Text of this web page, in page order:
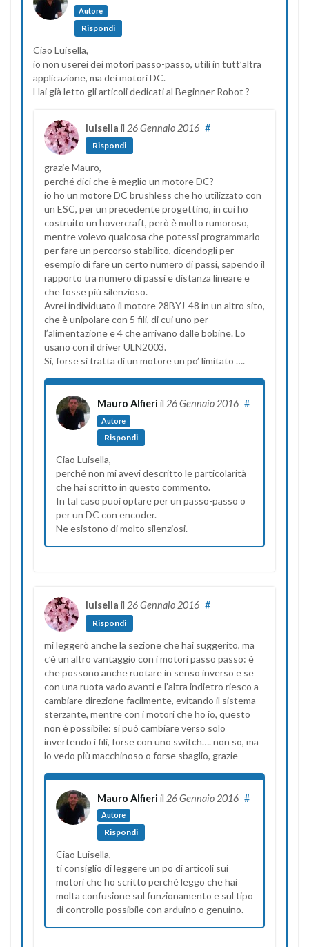
Autore
Rispondi
Ciao Luisella,
io non userei dei motori passo-passo, utili in tutt’altra
applicazione, ma dei motori DC.
Hai già letto gli articoli dedicati al Beginner Robot ?
luisella il 26 Gennaio 2016 #
Rispondi
grazie Mauro,
perché dici che è meglio un motore DC?
io ho un motore DC brushless che ho utilizzato con
un ESC, per un precedente progettino, in cui ho
costruito un hovercraft, però è molto rumoroso,
mentre volevo qualcosa che potessi programmarlo
per fare un percorso stabilito, dicendogli per
esempio di fare un certo numero di passi, sapendo il
rapporto tra numero di passi e distanza lineare e
che fosse più silenzioso.
Avrei individuato il motore 28BYJ-48 in un altro sito,
che è unipolare con 5 fili, di cui uno per
l’alimentazione e 4 che arrivano dalle bobine. Lo
usano con il driver ULN2003.
Si, forse si tratta di un motore un po’ limitato ….
Mauro Alfieri il 26 Gennaio 2016
Autore
#
Rispondi
Ciao Luisella,
perché non mi avevi descritto le particolarità
che hai scritto in questo commento.
In tal caso puoi optare per un passo-passo o
per un DC con encoder.
Ne esistono di molto silenziosi.
luisella il 26 Gennaio 2016 #
Rispondi
mi leggerò anche la sezione che hai suggerito, ma
c’è un altro vantaggio con i motori passo passo: è
che possono anche ruotare in senso inverso e se
con una ruota vado avanti e l’altra indietro riesco a
cambiare direzione facilmente, evitando il sistema
sterzante, mentre con i motori che ho io, questo
non è possibile: si può cambiare verso solo
invertendo i fili, forse con uno switch…. non so, ma
lo vedo più macchinoso o forse sbaglio, grazie
Mauro Alfieri il 26 Gennaio 2016
Autore
#
Rispondi
Ciao Luisella,
ti consiglio di leggere un po di articoli sui
motori che ho scritto perché leggo che hai
molta confusione sul funzionamento e sul tipo
di controllo possibile con arduino o genuino.